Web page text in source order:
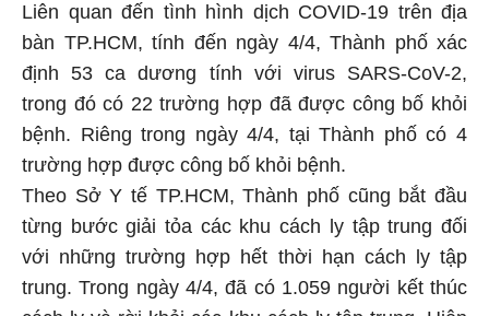
Liên quan đến tình hình dịch COVID-19 trên địa
bàn TP.HCM, tính đến ngày 4/4, Thành phố xác
định 53 ca dương tính với virus SARS-CoV-2,
trong đó có 22 trường hợp đã được công bố khỏi
bệnh. Riêng trong ngày 4/4, tại Thành phố có 4
trường hợp được công bố khỏi bệnh.
Theo Sở Y tế TP.HCM, Thành phố cũng bắt đầu
từng bước giải tỏa các khu cách ly tập trung đối
với những trường hợp hết thời hạn cách ly tập
trung. Trong ngày 4/4, đã có 1.059 người kết thúc